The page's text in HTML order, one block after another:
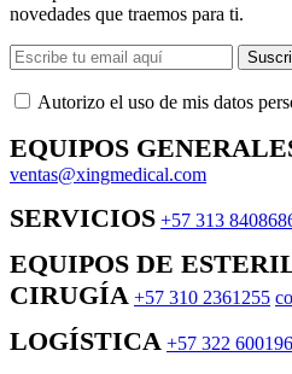
novedades que traemos para ti.
Autorizo ​​el uso de mis datos
EQUIPOS
ventas@xingmedical.com
SERVICIOS +57 313
EQUIPOS DE
CIRUGÍA +57 310 2361255
LOGÍSTICA +57 322